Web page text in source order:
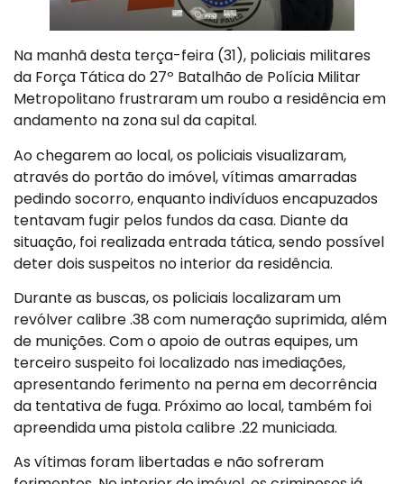
Na manhã desta terça-feira (31), policiais militares
da Força Tática do 27º Batalhão de Polícia Militar
Metropolitano frustraram um roubo a residência em
andamento na zona sul da capital.
Ao chegarem ao local, os policiais visualizaram,
através do portão do imóvel, vítimas amarradas
pedindo socorro, enquanto indivíduos encapuzados
tentavam fugir pelos fundos da casa. Diante da
situação, foi realizada entrada tática, sendo possível
deter dois suspeitos no interior da residência.
Durante as buscas, os policiais localizaram um
revólver calibre .38 com numeração suprimida, além
de munições. Com o apoio de outras equipes, um
terceiro suspeito foi localizado nas imediações,
apresentando ferimento na perna em decorrência
da tentativa de fuga. Próximo ao local, também foi
apreendida uma pistola calibre .22 municiada.
As vítimas foram libertadas e não sofreram